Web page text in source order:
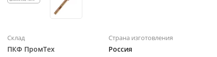
Склад
ПКФ ПромТех
Страна изготовления
Россия